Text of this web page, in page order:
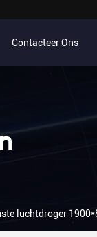
Contacteer Ons
luchtdroger